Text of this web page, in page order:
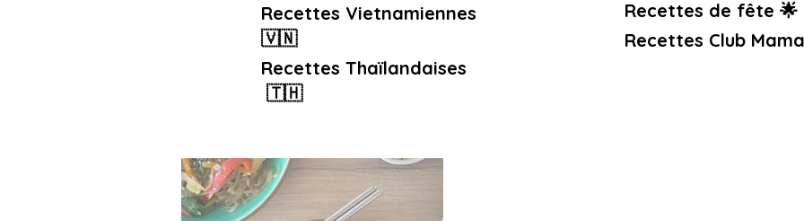
Recettes Vietnamiennes
🇻🇳
Recettes Thaïlandaises
🇹🇭
Recettes de fête 🌟
Recettes Club